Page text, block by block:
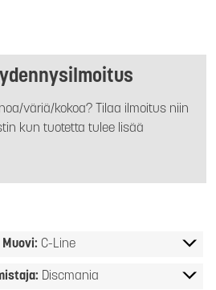
väriä/kokoa? Tilaa ilmoitus niin
kun tuotetta tulee lisää
Muovi: C-Line
Discmania